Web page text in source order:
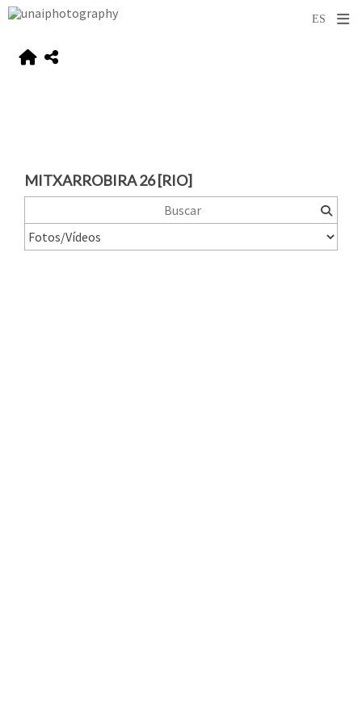
MITXARROBIRA 26 [RIO]